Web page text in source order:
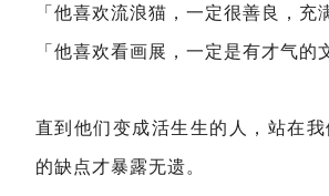
「他喜欢流浪猫，一定很善良，充
「他喜欢看画展，一定是有才气的
直到他们变成活生生的人，站在
的缺点才暴露无遗。